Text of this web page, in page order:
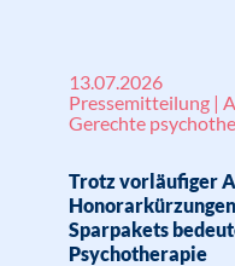
13.07.2026
Pressemitteilung |
Gerechte
Trotz vorläufiger
Sparpakets
Psychotherapie